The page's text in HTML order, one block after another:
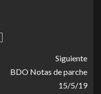
Siguiente
BDO Notas de parche
15/5/19